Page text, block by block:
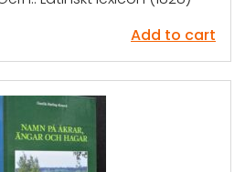
Add to cart